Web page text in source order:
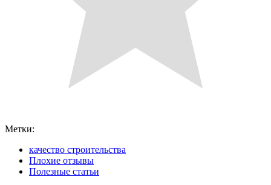
Метки:
качество строительства
Плохие отзывы
Полезные статьи